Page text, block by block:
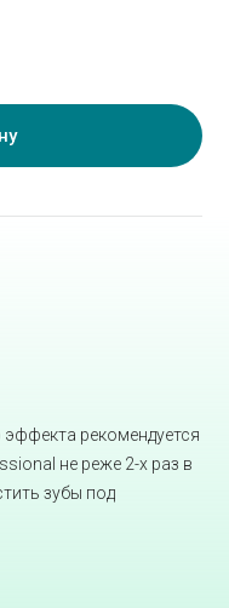
рекомендуется
не реже 2-х раз в
зубы под